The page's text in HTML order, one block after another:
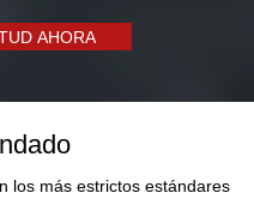
AHORA
los más estrictos estándares